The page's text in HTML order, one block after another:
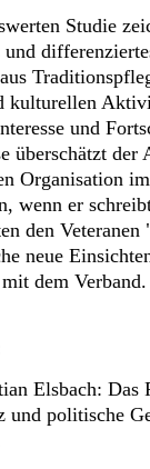
Studie
kulturellen
und
überschätzt der
Organisation
wenn er
den
neue
dem Verband.
Elsbach: Das
und politische